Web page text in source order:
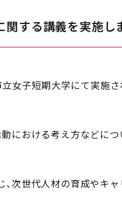
する講義を実施し
女子短期大学にて実施
における考え方などに
次世代人材の育成やキ